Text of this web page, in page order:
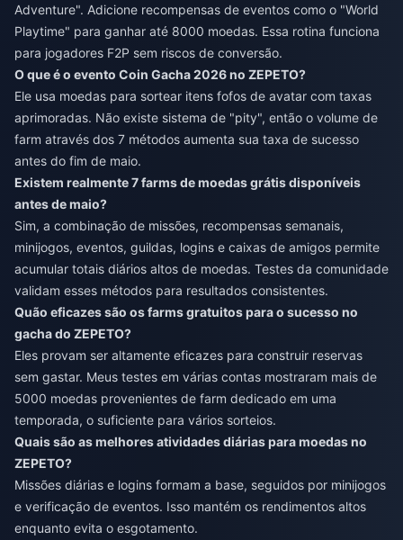
Adventure". Adicione recompensas de eventos como o "World
Playtime" para ganhar até 8000 moedas. Essa rotina funciona
para jogadores F2P sem riscos de conversão.
O que é o evento Coin Gacha 2026 no ZEPETO?
Ele usa moedas para sortear itens fofos de avatar com taxas
aprimoradas. Não existe sistema de "pity", então o volume de
farm através dos 7 métodos aumenta sua taxa de sucesso
antes do fim de maio.
Existem realmente 7 farms de moedas grátis disponíveis
antes de maio?
Sim, a combinação de missões, recompensas semanais,
minijogos, eventos, guildas, logins e caixas de amigos permite
acumular totais diários altos de moedas. Testes da comunidade
validam esses métodos para resultados consistentes.
Quão eficazes são os farms gratuitos para o sucesso no
gacha do ZEPETO?
Eles provam ser altamente eficazes para construir reservas
sem gastar. Meus testes em várias contas mostraram mais de
5000 moedas provenientes de farm dedicado em uma
temporada, o suficiente para vários sorteios.
Quais são as melhores atividades diárias para moedas no
ZEPETO?
Missões diárias e logins formam a base, seguidos por minijogos
e verificação de eventos. Isso mantém os rendimentos altos
enquanto evita o esgotamento.